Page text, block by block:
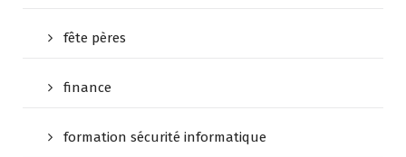
fête pères
finance
formation sécurité informatique